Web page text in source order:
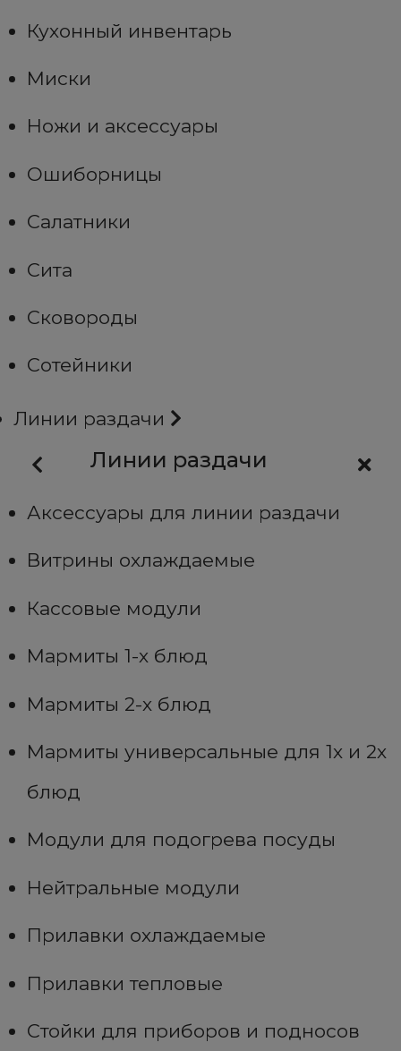
Кухонный инвентарь
Миски
Ножи и аксессуары
Ошиборницы
Салатники
Сита
Сковороды
Сотейники
Линии раздачи
Линии раздачи
Аксессуары для линии раздачи
Витрины охлаждаемые
Кассовые модули
Мармиты 1-х блюд
Мармиты 2-х блюд
Мармиты универсальные для 1х и 2х
блюд
Модули для подогрева посуды
Нейтральные модули
Прилавки охлаждаемые
Прилавки тепловые
Стойки для приборов и подносов